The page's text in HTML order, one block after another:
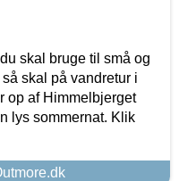
skal bruge til små og
skal på vandretur i
op af Himmelbjerget
lys sommernat. Klik